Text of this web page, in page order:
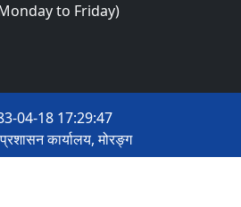
to Friday)
04-18 17:29:47
कार्यालय, मोरङ्ग